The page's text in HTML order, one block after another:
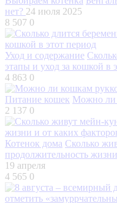
нет? 24 июля 2025
8 507 0
Уход и содержание
этапы и уход за кошкой в
4 863 0
Питание кошек Можно ли
2 137 0
Котенок дома Сколько
продолжительность
19 апреля
4 565 0